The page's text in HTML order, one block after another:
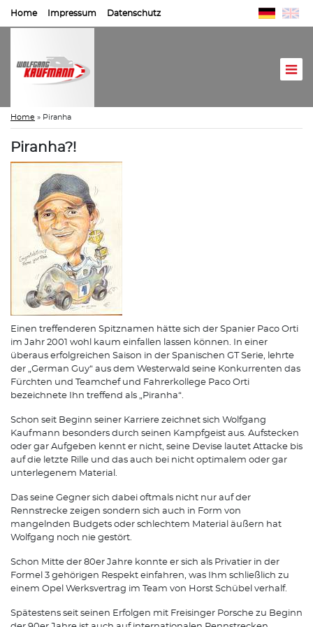
Home Impressum Datenschutz
Home » Piranha
Piranha?!
Einen treffenderen Spitznamen hätte sich der Spanier Paco Orti
im Jahr 2001 wohl kaum einfallen lassen können. In einer
überaus erfolgreichen Saison in der Spanischen GT Serie, lehrte
der „German Guy“ aus dem Westerwald seine Konkurrenten das
Fürchten und Teamchef und Fahrerkollege Paco Orti
bezeichnete Ihn treffend als „Piranha“.
Schon seit Beginn seiner Karriere zeichnet sich Wolfgang
Kaufmann besonders durch seinen Kampfgeist aus. Aufstecken
oder gar Aufgeben kennt er nicht, seine Devise lautet Attacke bis
auf die letzte Rille und das auch bei nicht optimalem oder gar
unterlegenem Material.
Das seine Gegner sich dabei oftmals nicht nur auf der
Rennstrecke zeigen sondern sich auch in Form von
mangelnden Budgets oder schlechtem Material äußern hat
Wolfgang noch nie gestört.
Schon Mitte der 80er Jahre konnte er sich als Privatier in der
Formel 3 gehörigen Respekt einfahren, was Ihm schließlich zu
einem Opel Werksvertrag im Team von Horst Schübel verhalf.
Spätestens seit seinen Erfolgen mit Freisinger Porsche zu Beginn